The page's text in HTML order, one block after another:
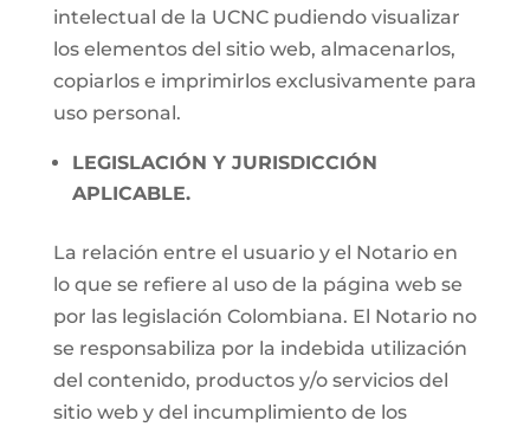
intelectual de la UCNC pudiendo visualizar
los elementos del sitio web, almacenarlos,
copiarlos e imprimirlos exclusivamente para
uso personal.
LEGISLACIÓN Y JURISDICCIÓN
APLICABLE.
La relación entre el usuario y el Notario en
lo que se refiere al uso de la página web se
por las legislación Colombiana. El Notario no
se responsabiliza por la indebida utilización
del contenido, productos y/o servicios del
sitio web y del incumplimiento de los